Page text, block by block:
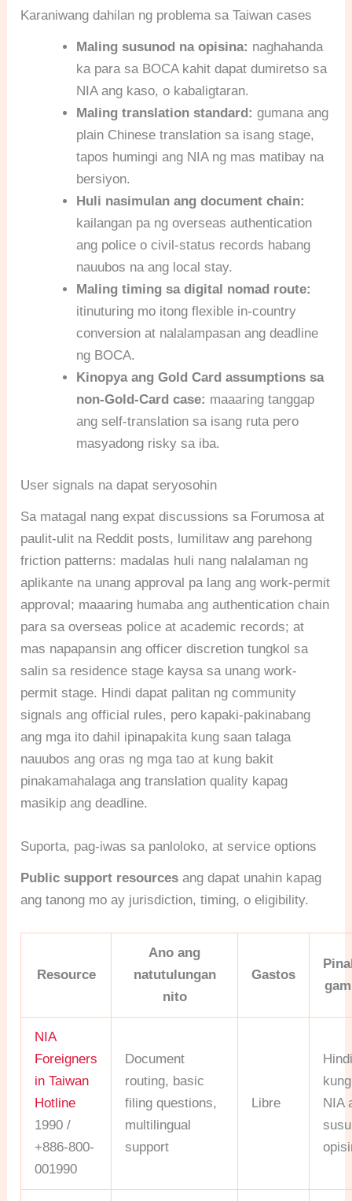
Karaniwang dahilan ng problema sa Taiwan cases
Maling susunod na opisina: naghahanda
ka para sa BOCA kahit dapat dumiretso sa
NIA ang kaso, o kabaligtaran.
Maling translation standard: gumana ang
plain Chinese translation sa isang stage,
tapos humingi ang NIA ng mas matibay na
bersiyon.
Huli nasimulan ang document chain:
kailangan pa ng overseas authentication
ang police o civil-status records habang
nauubos na ang local stay.
Maling timing sa digital nomad route:
itinuturing mo itong flexible in-country
conversion at nalalampasan ang deadline
ng BOCA.
Kinopya ang Gold Card assumptions sa
non-Gold-Card case: maaaring tanggap
ang self-translation sa isang ruta pero
masyadong risky sa iba.
User signals na dapat seryosohin
Sa matagal nang expat discussions sa Forumosa at
paulit-ulit na Reddit posts, lumilitaw ang parehong
friction patterns: madalas huli nang nalalaman ng
aplikante na unang approval pa lang ang work-permit
approval; maaaring humaba ang authentication chain
para sa overseas police at academic records; at
mas napapansin ang officer discretion tungkol sa
salin sa residence stage kaysa sa unang work-
permit stage. Hindi dapat palitan ng community
signals ang official rules, pero kapaki-pakinabang
ang mga ito dahil ipinapakita kung saan talaga
nauubos ang oras ng mga tao at kung bakit
pinakamahalaga ang translation quality kapag
masikip ang deadline.
Suporta, pag-iwas sa panloloko, at service options
Public support resources ang dapat unahin kapag
ang tanong mo ay jurisdiction, timing, o eligibility.
Resource
Ano ang
natutulungan
nito
Gastos
NIA
Foreigners
in Taiwan
Hotline
1990 /
+886-800-
001990
Document
routing, basic
filing questions,
multilingual
support
Libre
NIA